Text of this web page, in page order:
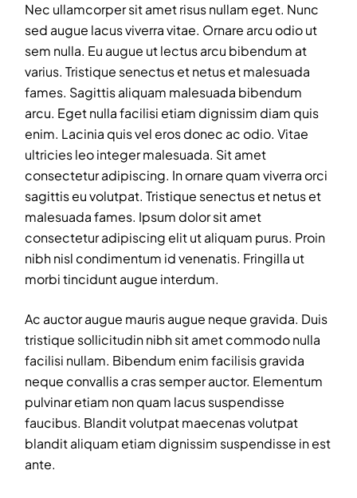
Nec ullamcorper sit amet risus nullam eget. Nunc
sed augue lacus viverra vitae. Ornare arcu odio ut
sem nulla. Eu augue ut lectus arcu bibendum at
varius. Tristique senectus et netus et malesuada
fames. Sagittis aliquam malesuada bibendum
arcu. Eget nulla facilisi etiam dignissim diam quis
enim. Lacinia quis vel eros donec ac odio. Vitae
ultricies leo integer malesuada. Sit amet
consectetur adipiscing. In ornare quam viverra orci
sagittis eu volutpat. Tristique senectus et netus et
malesuada fames. Ipsum dolor sit amet
consectetur adipiscing elit ut aliquam purus. Proin
nibh nisl condimentum id venenatis. Fringilla ut
morbi tincidunt augue interdum.
Ac auctor augue mauris augue neque gravida. Duis
tristique sollicitudin nibh sit amet commodo nulla
facilisi nullam. Bibendum enim facilisis gravida
neque convallis a cras semper auctor. Elementum
pulvinar etiam non quam lacus suspendisse
faucibus. Blandit volutpat maecenas volutpat
blandit aliquam etiam dignissim suspendisse in est
ante.